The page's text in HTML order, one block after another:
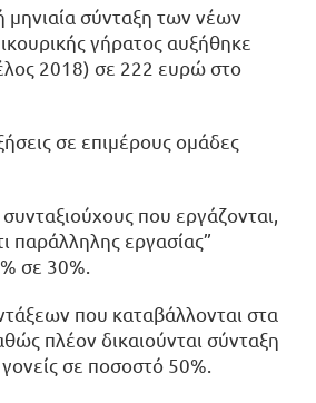
μηνιαία σύνταξη των νέων
γήρατος αυξήθηκε
2018) σε 222 ευρώ στο
σε επιμέρους ομάδες
που εργάζονται,
παράλληλης εργασίας”
σε 30%.
που καταβάλλονται στα
πλέον δικαιούνται σύνταξη
σε ποσοστό 50%.